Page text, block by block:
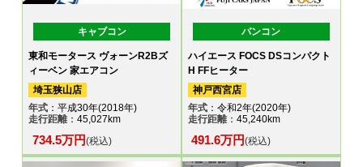
キャブコン
東和モータース ヴォーンR2Bズ
ィーベン 家エアコン
埼玉狭山店
年式 ：平成30年(2018年)
走行距離：45,027km
734.5万円(税込)
バンコン
ハイエース FOCS DSコンパクト
H FFヒーター
神戸西宮店
年式：令和2年(2020年)
走行距離：45,240km
491.6万円(税込)